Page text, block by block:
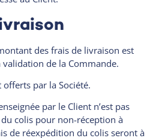
des frais de livraison est
de la Commande.
par la Société.
par le Client n’est pas
colis pour non-réception à
de réexpédition du colis seront à